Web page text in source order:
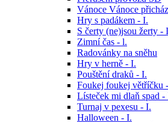
Vánoce Vánoce
Hry s padákem - I.
S čerty (ne)jsou žerty -
Zimní čas - l.
Radovánky na sněhu
Hry v herně - I.
Pouštění draků - I.
Foukej foukej větříčku
Lísteček mi dlaň spad -
Turnaj v pexesu - I.
Halloween - I.